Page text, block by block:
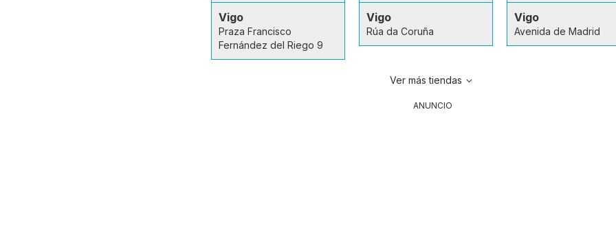
Vigo
Praza Francisco
Fernández del Riego 9
Vigo
Rúa da Coruña
Vigo
Avenida de Madrid
Ver más tiendas
ANUNCIO